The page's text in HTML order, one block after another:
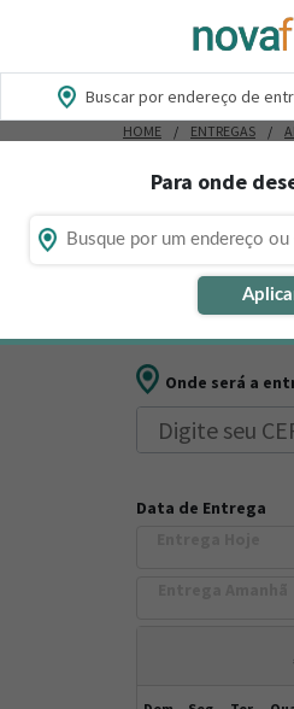
Buscar por endereço de
Para onde
HOME ENTREGAS
Flores,
Está procurando
muitos outros
Onde será a
Data de Entrega